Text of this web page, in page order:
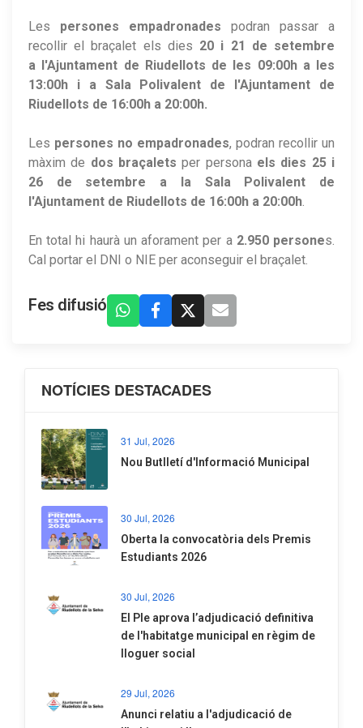
Les persones empadronades podran passar a
recollir el braçalet els dies 20 i 21 de setembre
a l'Ajuntament de Riudellots de les 09:00h a les
13:00h i a Sala Polivalent de l'Ajuntament de
Riudellots de 16:00h a 20:00h.
Les persones no empadronades, podran recollir un
màxim de dos braçalets per persona els dies 25 i
26 de setembre a la Sala Polivalent de
l'Ajuntament de Riudellots de 16:00h a 20:00h
En total hi haurà un aforament per a 2.950 persones.
Cal portar el DNI o NIE per aconseguir el braçalet.
Fes difusió
NOTÍCIES DESTACADES
31 Jul, 2026
Nou Butlletí d'Informació Municipal
30 Jul, 2026
Oberta la convocatòria dels Premis
Estudiants 2026
30 Jul, 2026
El Ple aprova l’adjudicació definitiva
de l'habitatge municipal en règim de
lloguer social
29 Jul, 2026
Anunci relatiu a l'adjudicació de